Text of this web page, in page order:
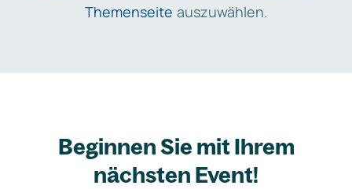
Themenseite auszuwählen.
Beginnen Sie mit Ihrem
nächsten Event!